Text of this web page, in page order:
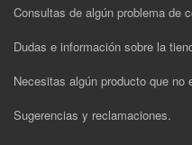
Consultas de algún problema de
Dudas e información sobre la
Necesitas algún producto que no
Sugerencias y reclamaciones.